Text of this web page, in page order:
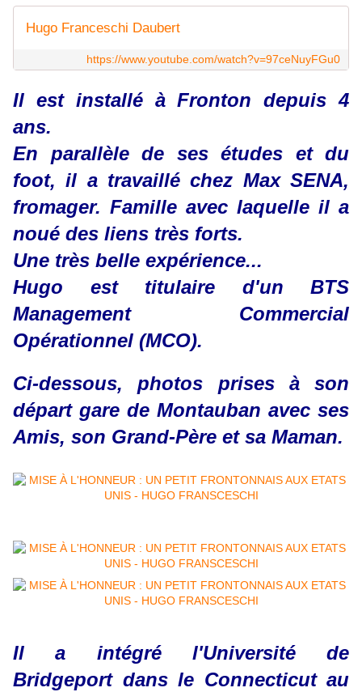
Hugo Franceschi Daubert
https://www.youtube.com/watch?v=97ceNuyFGu0
Il est installé à Fronton depuis 4
ans.
En parallèle de ses études et du
foot, il a travaillé chez Max SENA,
fromager. Famille avec laquelle il a
noué des liens très forts.
Une très belle expérience...
Hugo est titulaire d'un BTS
Management Commercial
Opérationnel (MCO).
Ci-dessous, photos prises à son
départ gare de Montauban avec ses
Amis, son Grand-Père et sa Maman.
Il a intégré l'Université de
Bridgeport dans le Connecticut au